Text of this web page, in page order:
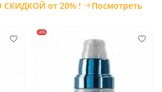
ТОВАРЫ ПО АКЦИИ СО СКИДКОЙ от 20% !
Посмотреть
-20%